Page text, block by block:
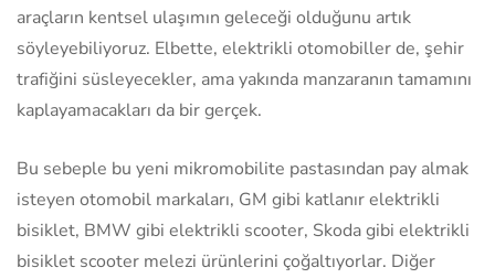
araçların kentsel ulaşımın geleceği olduğunu artık
söyleyebiliyoruz. Elbette, elektrikli otomobiller de, şehir
trafiğini süsleyecekler, ama yakında manzaranın tamamını
kaplayamacakları da bir gerçek.
Bu sebeple bu yeni mikromobilite pastasından pay almak
isteyen otomobil markaları, GM gibi katlanır elektrikli
bisiklet, BMW gibi elektrikli scooter, Skoda gibi elektrikli
bisiklet scooter melezi ürünlerini çoğaltıyorlar. Diğer